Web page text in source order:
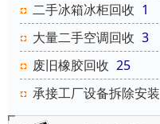
二手冰箱冰柜回收 1
大量二手空调回收 3
废旧橡胶回收 25
承接工厂设备拆除安装